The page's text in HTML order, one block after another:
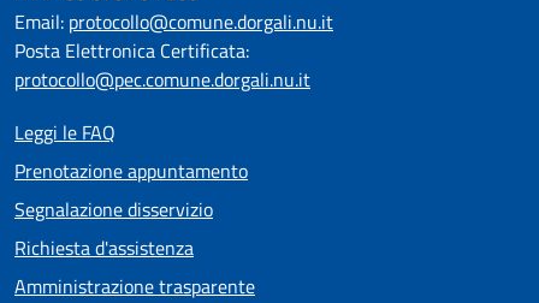
Email: protocollo@comune.dorgali.nu.it
Posta Elettronica Certificata:
protocollo@pec.comune.dorgali.nu.it
Leggi le FAQ
Prenotazione appuntamento
Segnalazione disservizio
Richiesta d'assistenza
Amministrazione trasparente